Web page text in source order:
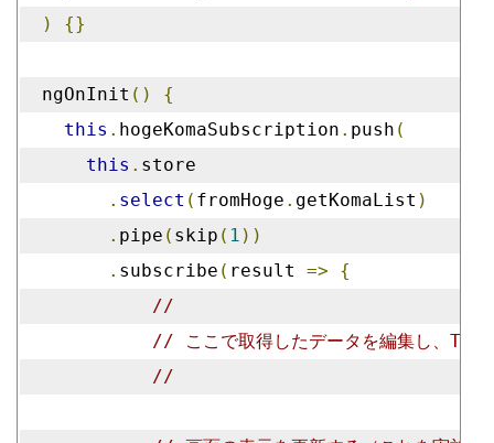
)
{}
  ngOnInit
()
{
this . hogeKomaSubscription . push (
this . store
. select ( fromHoge . getKomaList )
. pipe ( skip ( 1 ))
. subscribe ( result =>
{
//
// ここで取得したデータを編集し、
//